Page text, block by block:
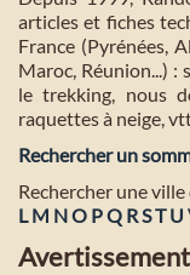
articles et fiches
France (Pyrénées,
Maroc, Réunion...) :
le trekking, nous
raquettes à neige,
Rechercher un
Rechercher une
L M NO PQ R ST U
Avertissement